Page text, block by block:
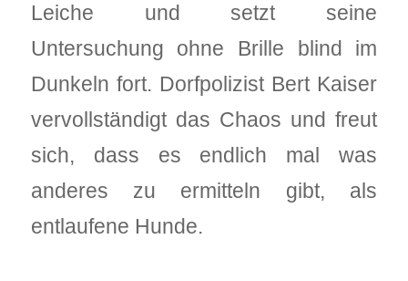
Leiche und setzt seine
Untersuchung ohne Brille blind im
Dunkeln fort. Dorfpolizist Bert Kaiser
vervollständigt das Chaos und freut
sich, dass es endlich mal was
anderes zu ermitteln gibt, als
entlaufene Hunde.